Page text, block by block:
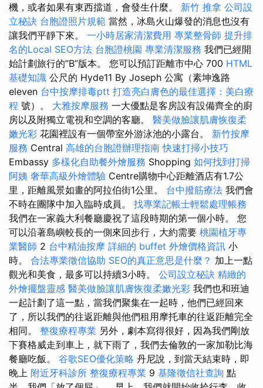
機，或者如果有東西擋道，會發生什麼。 新竹 推拿 公司設
立秘訣 台胞證照片規範 當然，冰島火山爆發的消息也沒有
讓我們平靜下來。 一小時居家清潔費用 專業整骨師 提升排
名的Local SEO方法 台胞證桃園 專業清潔服務 我們已經開
始計劃旅行的“B”版本。 您可以預訂距離市中心 700 HTML
基礎知識 公尺的 Hyde11 By Joseph 公寓（素坤逸路
eleven 台中按摩排毒ptt 打造亮白膚色的最佳選擇：美白療
程 號）。 大雅按摩服務 一大優點是客房設有設備齊全的廚
房以及附獨立電視和空調的客廳。 醫美做臉讓肌膚恢復柔
嫩光彩 花園裡設有一個帶室外游泳池的小露台。 新竹按摩
服務 Central 高雄的台胞證辦理指南 快速打掃小技巧
Embassy 多樣化自助餐外燴服務 Shopping 如何找到打掃
阿姨 奢華高級外燴體驗 Centre購物中心距離酒店有1.7公
里，距離風景如畫的阿拉伯街1公里。 台中撥筋療法 我們會
不時在團隊中加入臨時成員。 找專業記帳士輕鬆處理帳務
我們在一家義大利餐廳慶祝了這段時期的第一個小時。 您
可以沿著島嶼較長的一側來回步行，大約需要 桃園植牙專
業醫師 2 台中精油按摩 詳細的 buffet 外燴價格資訊 小
時。 合法專業徵信協助 SEO的真正意思是什麼？ 加上一點
觀光和美食，最多可以持續3小時。 公司設立秘訣 精緻的
外燴擺盤靈感 醫美做臉讓肌膚恢復柔嫩光彩 我們也和班迪
一起計劃了這一點，當我們聚集在一起時，他們已經回來
了，所以我們的往返距離與他們租用摩托車的往返距離完全
相同。 整復療程專業 另外，劇本寫得很好，因為我們剛放
下賽格威走到車上，就下雨了，我們去倫敦的一家加勒比海
餐廳吃飯。 谷歌SEO優化策略 丹尼說，到當天結束時，即
晚上 附近牙科診所 整復療程專業 9 基隆徵信社查詢 點